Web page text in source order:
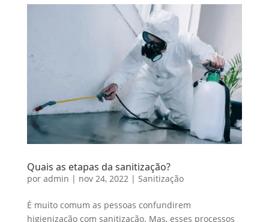
Quais as etapas da sanitização?
por admin | nov 24, 2022 | Sanitização
É muito comum as pessoas confundirem
higienização com sanitização. Mas, esses processos